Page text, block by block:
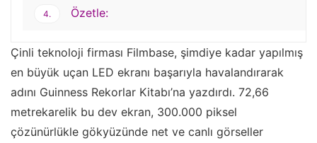
4. Özetle:
Çinli teknoloji firması Filmbase, şimdiye kadar yapılmış
en büyük uçan LED ekranı başarıyla havalandırarak
adını Guinness Rekorlar Kitabı’na yazdırdı. 72,66
metrekarelik bu dev ekran, 300.000 piksel
çözünürlükle gökyüzünde net ve canlı görseller